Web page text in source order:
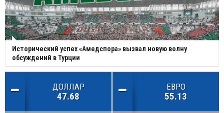
Исторический успех «Амедспора» вызвал новую волну
обсуждений в Турции
ДОЛЛАР
47.68
ЕВРО
55.13